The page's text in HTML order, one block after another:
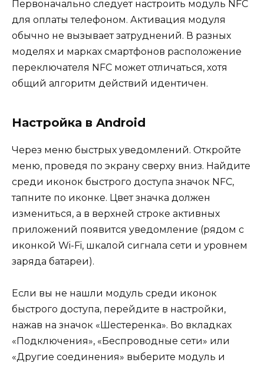
Первоначально следует настроить модуль NFC
для оплаты телефоном. Активация модуля
обычно не вызывает затруднений. В разных
моделях и марках смартфонов расположение
переключателя NFC может отличаться, хотя
общий алгоритм действий идентичен.
Настройка в Android
Через меню быстрых уведомлений. Откройте
меню, проведя по экрану сверху вниз. Найдите
среди иконок быстрого доступа значок NFC,
тапните по иконке. Цвет значка должен
измениться, а в верхней строке активных
приложений появится уведомление (рядом с
иконкой Wi-Fi, шкалой сигнала сети и уровнем
заряда батареи).
Если вы не нашли модуль среди иконок
быстрого доступа, перейдите в настройки,
нажав на значок «Шестеренка». Во вкладках
«Подключения», «Беспроводные сети» или
«Другие соединения» выберите модуль и